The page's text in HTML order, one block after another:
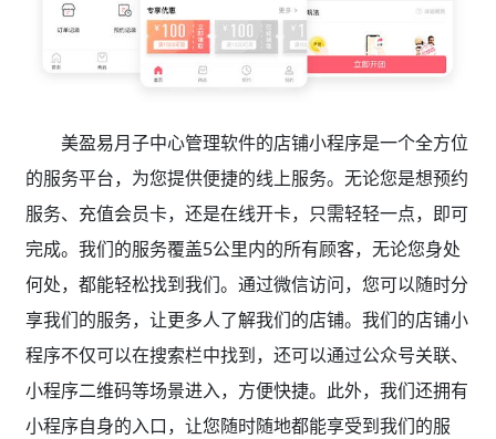
美盈易月子中心管理软件的店铺小程序是一个全方位
的服务平台，为您提供便捷的线上服务。无论您是想预约
服务、充值会员卡，还是在线开卡，只需轻轻一点，即可
完成。我们的服务覆盖5公里内的所有顾客，无论您身处
何处，都能轻松找到我们。通过微信访问，您可以随时分
享我们的服务，让更多人了解我们的店铺。我们的店铺小
程序不仅可以在搜索栏中找到，还可以通过公众号关联、
小程序二维码等场景进入，方便快捷。此外，我们还拥有
小程序自身的入口，让您随时随地都能享受到我们的服